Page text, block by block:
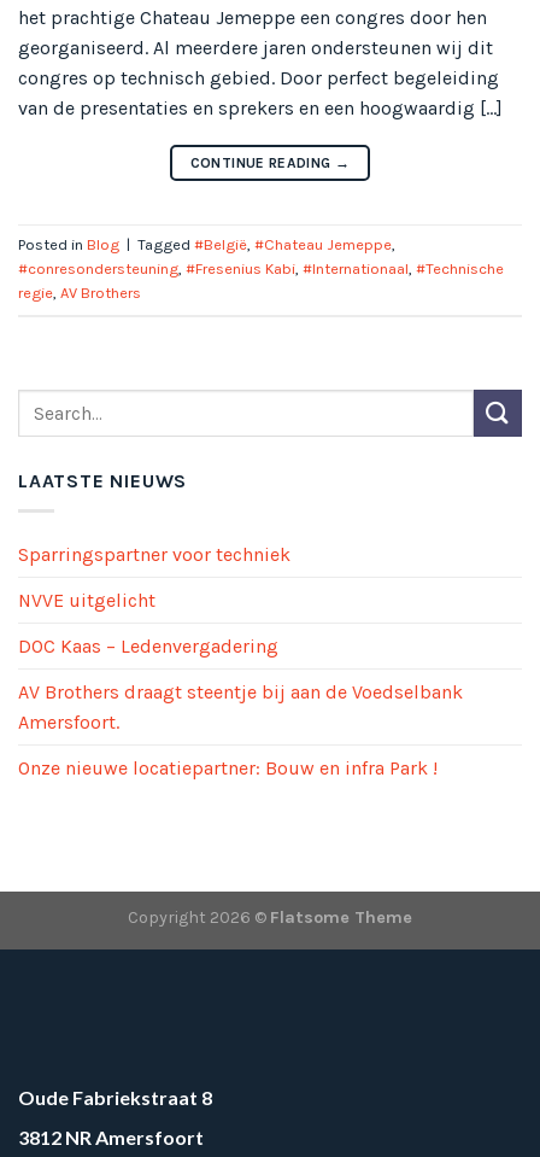
het prachtige Chateau Jemeppe een congres door hen
georganiseerd. Al meerdere jaren ondersteunen wij dit
congres op technisch gebied. Door perfect begeleiding
van de presentaties en sprekers en een hoogwaardig […]
CONTINUE READING →
Posted in Blog | Tagged #België, #Chateau Jemeppe,
#conresondersteuning, #Fresenius Kabi, #Internationaal, #Technische
regie, AV Brothers
LAATSTE NIEUWS
Sparringspartner voor techniek
NVVE uitgelicht
DOC Kaas – Ledenvergadering
AV Brothers draagt steentje bij aan de Voedselbank
Amersfoort.
Onze nieuwe locatiepartner: Bouw en infra Park !
Copyright 2026 © Flatsome Theme
Oude Fabriekstraat 8
3812 NR Amersfoort